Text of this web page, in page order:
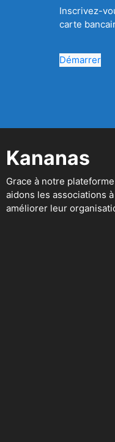
Inscrivez-
carte
Démarrer
Kananas
Grace à notre
aidons les associations
améliorer leur